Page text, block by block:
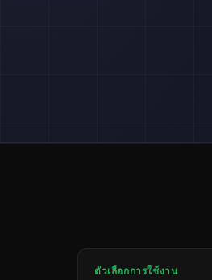
ตัวเลือกการใช้งาน